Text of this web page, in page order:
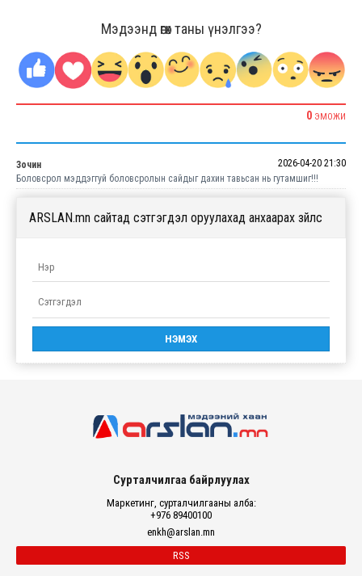
Мэдээнд өгөх таны үнэлгээ?
0 ЭМОЖИ
Зочин
2026-04-20 21:30
Боловсрол мэддэггуй боловсролын сайдыг дахин тавьсан нь гутамшиг!!!
ARSLAN.mn сайтад сэтгэгдэл оруулахад анхаарах зүйлс
Сурталчилгаа байрлуулах
Маркетинг, сурталчилгааны алба:
+976 89400100
enkh@arslan.mn
RSS